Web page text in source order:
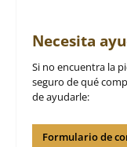
Necesita
Si no encuentra la
seguro de qué
de ayudarle:
Formulario de